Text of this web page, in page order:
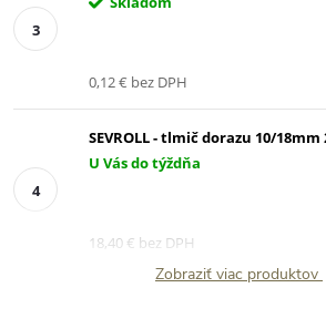
0,12 € bez DPH
SEVROLL - tlmič dorazu 10/18mm
U Vás do týždňa
18,40 € bez DPH
Zobraziť viac produktov